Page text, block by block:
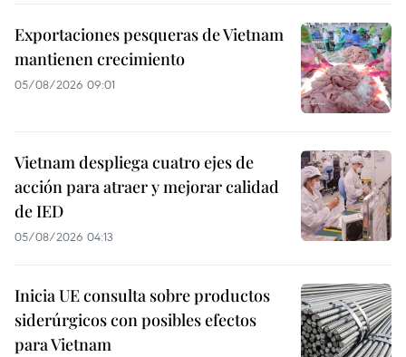
Exportaciones pesqueras de Vietnam
mantienen crecimiento
05/08/2026 09:01
Vietnam despliega cuatro ejes de
acción para atraer y mejorar calidad
de IED
05/08/2026 04:13
Inicia UE consulta sobre productos
siderúrgicos con posibles efectos
para Vietnam